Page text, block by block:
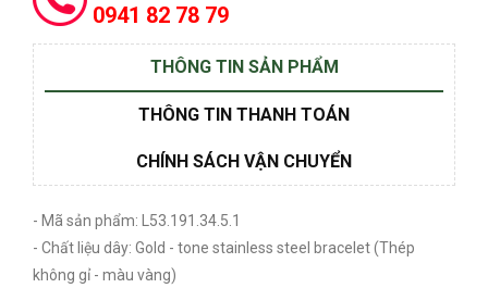
0941 82 78 79
THÔNG TIN SẢN PHẨM
THÔNG TIN THANH TOÁN
CHÍNH SÁCH VẬN CHUYỂN
- Mã sản phẩm: L53.191.34.5.1
- Chất liệu dây: Gold - tone stainless steel bracelet (Thép
không gỉ - màu vàng)